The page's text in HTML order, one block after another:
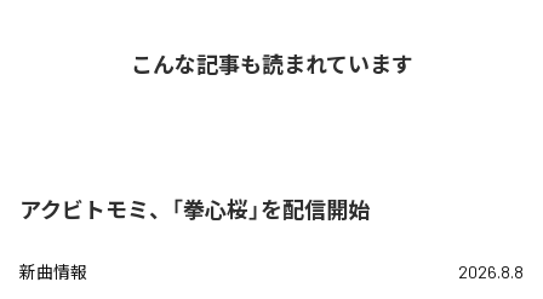
こんな記事も読まれています
アクビトモミ、「拳心桜」を配信開始
新曲情報 2026.8.8